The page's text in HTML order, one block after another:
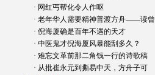
· 网红丐帮化令人作呕
· 老年华人需要精神普渡方舟——读曾
· 倪海厦确是百年不遇的天才
· 中医鬼才倪海厦风暴能刮多久？
· 难忘文革前那二角钱一行的诗歌稿
· 从批崔永元到撕易中天，方舟子可